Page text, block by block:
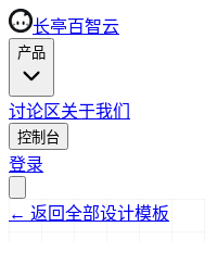
长亭百智云
产品
讨论区关于我们
控制台
登录
← 返回全部设计模板